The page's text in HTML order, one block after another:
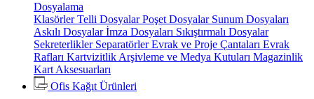
Dosyalama
KlasörlerTelli DosyalarPoşet Dosyalar Sunum Dosyaları
Askılı Dosyalarİmza Dosyaları Sıkıştırmalı Dosyalar
Sekreterlikler SeparatörlerEvrak ve Proje Çantaları Evrak
Rafları Kartvizitlik Arşivleme ve Medya Kutuları Magazinlik
Kart Aksesuarları
Ofis Kağıt Ürünleri